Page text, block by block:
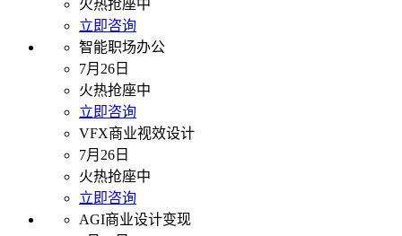
火热抢座中
立即咨询
智能职场办公
7月26日
火热抢座中
立即咨询
VFX商业视效设计
7月26日
火热抢座中
立即咨询
AGI商业设计变现